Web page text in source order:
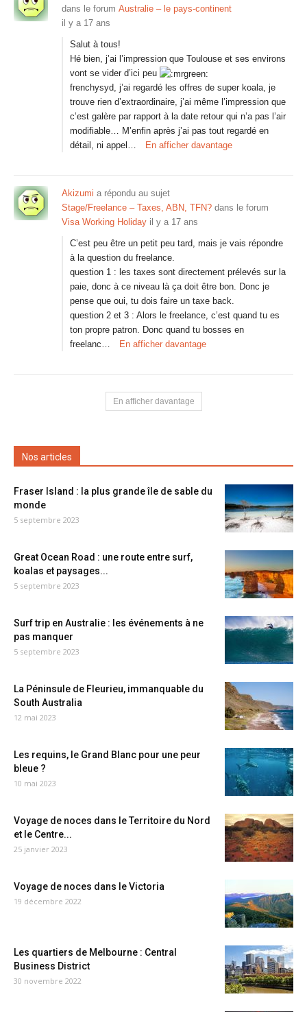
dans le forum Australie – le pays-continent
il y a 17 ans
Salut à tous!
Hé bien, j’ai l’impression que Toulouse et ses environs
vont se vider d’ici peu
frenchysyd, j’ai regardé les offres de super koala, je
trouve rien d’extraordinaire, j’ai même l’impression que
c’est galère par rapport à la date retour qui n’a pas l’air
modifiable… M’enfin après j’ai pas tout regardé en
détail, ni appel…
En afficher davantage
Akizumi a répondu au sujet
Stage/Freelance – Taxes, ABN, TFN? dans le forum
Visa Working Holiday il y a 17 ans
C’est peu être un petit peu tard, mais je vais répondre
à la question du freelance.
question 1 : les taxes sont directement prélevés sur la
paie, donc à ce niveau là ça doit être bon. Donc je
pense que oui, tu dois faire un taxe back.
question 2 et 3 : Alors le freelance, c’est quand tu es
ton propre patron. Donc quand tu bosses en
freelanc…
En afficher davantage
En afficher davantage
Nos articles
Fraser Island : la plus grande île de sable du
monde
5 septembre 2023
Great Ocean Road : une route entre surf,
koalas et paysages...
5 septembre 2023
Surf trip en Australie : les événements à ne
pas manquer
5 septembre 2023
La Péninsule de Fleurieu, immanquable du
South Australia
12 mai 2023
Les requins, le Grand Blanc pour une peur
bleue ?
10 mai 2023
Voyage de noces dans le Territoire du Nord
et le Centre...
25 janvier 2023
Voyage de noces dans le Victoria
19 décembre 2022
Les quartiers de Melbourne : Central
Business District
30 novembre 2022